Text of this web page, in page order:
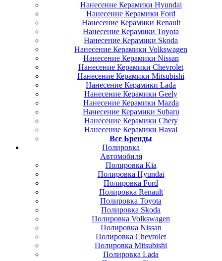
Нанесение Керамики Hyundai
Нанесение Керамики Ford
Нанесение Керамики Renault
Нанесение Керамики Toyota
Нанесение Керамики Skoda
Нанесение Керамики Volkswagen
Нанесение Керамики Nissan
Нанесение Керамики Chevrolet
Нанесение Керамики Mitsubishi
Нанесение Керамики Lada
Нанесение Керамики Geely
Нанесение Керамики Mazda
Нанесение Керамики Subaru
Нанесение Керамики Chery
Нанесение Керамики Haval
Все Бренды
Полировка
Автомобиля
Полировка Kia
Полировка Hyundai
Полировка Ford
Полировка Renault
Полировка Toyota
Полировка Skoda
Полировка Volkswagen
Полировка Nissan
Полировка Chevrolet
Полировка Mitsubishi
Полировка Lada